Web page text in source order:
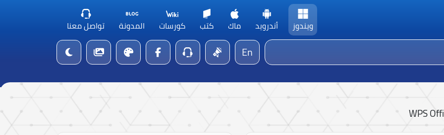
ويندوز أندرويد ماك كتب كورسات المدونة تواصل معنا
En
WPS